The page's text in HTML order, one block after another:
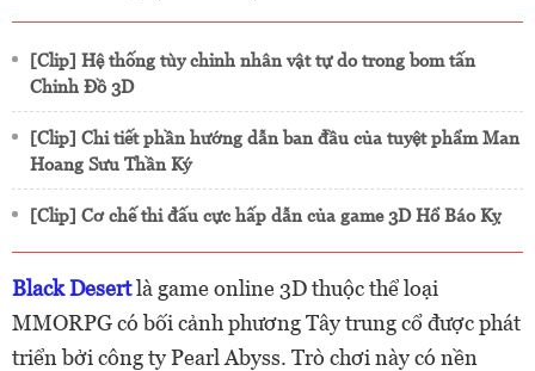
[Clip] Hệ thống tùy chỉnh nhân vật tự do trong bom tấn
Chinh Đồ 3D
[Clip] Chi tiết phần hướng dẫn ban đầu của tuyệt phẩm Man
Hoang Sưu Thần Ký
[Clip] Cơ chế thi đấu cực hấp dẫn của game 3D Hổ Báo Kỵ
Black Desertlà game online 3D thuộc thể loại
MMORPG có bối cảnh phương Tây trung cổ được phát
triển bởi công ty Pearl Abyss. Trò chơi này có nền